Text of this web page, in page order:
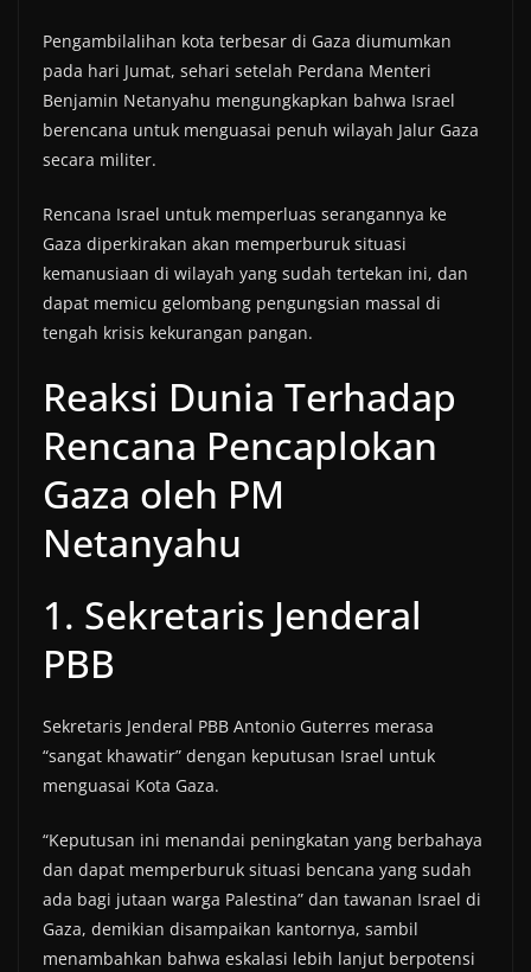
Pengambilalihan kota terbesar di Gaza diumumkan
pada hari Jumat, sehari setelah Perdana Menteri
Benjamin Netanyahu mengungkapkan bahwa Israel
berencana untuk menguasai penuh wilayah Jalur Gaza
secara militer.
Rencana Israel untuk memperluas serangannya ke
Gaza diperkirakan akan memperburuk situasi
kemanusiaan di wilayah yang sudah tertekan ini, dan
dapat memicu gelombang pengungsian massal di
tengah krisis kekurangan pangan.
Reaksi Dunia Terhadap
Rencana Pencaplokan
Gaza oleh PM
Netanyahu
1. Sekretaris Jenderal
PBB
Sekretaris Jenderal PBB Antonio Guterres merasa
“sangat khawatir” dengan keputusan Israel untuk
menguasai Kota Gaza.
“Keputusan ini menandai peningkatan yang berbahaya
dan dapat memperburuk situasi bencana yang sudah
ada bagi jutaan warga Palestina” dan tawanan Israel di
Gaza, demikian disampaikan kantornya, sambil
menambahkan bahwa eskalasi lebih lanjut berpotensi